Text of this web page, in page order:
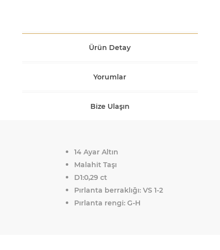
Ürün Detay
Yorumlar
Bize Ulaşın
14 Ayar Altın
Malahit Taşı
D1:0,29 ct
Pırlanta berraklığı: VS 1-2
Pırlanta rengi: G-H